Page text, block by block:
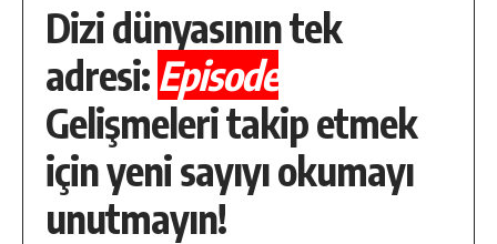
Dizi dünyasının tek
adresi: Episode
Gelişmeleri takip etmek
için yeni sayıyı okumayı
unutmayın!